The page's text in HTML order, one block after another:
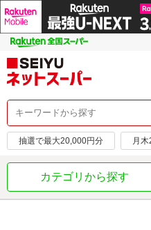
抽選で最大20,000円分 月
カテゴリから探す